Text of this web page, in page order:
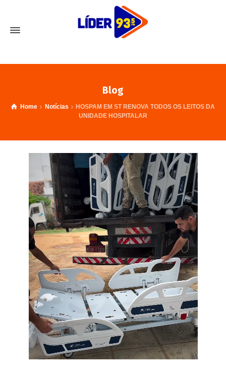
Blog
Home Notícias
HOSPAM EM ST RENOVA TODOS OS LEITOS DA
UNIDADE HOSPITALAR